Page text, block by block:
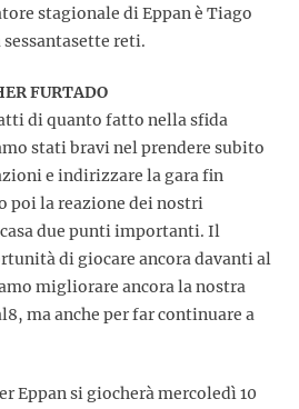
stagionale di Eppan è Tiago
sessantasette reti.
FURTADO
di quanto fatto nella sfida
stati bravi nel prendere subito
e indirizzare la gara fin
poi la reazione dei nostri
due punti importanti. Il
di giocare ancora davanti al
migliorare ancora la nostra
ma anche per far continuare a
Eppan si giocherà mercoledì 10